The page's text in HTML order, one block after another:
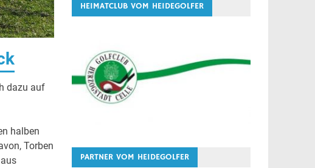
dazu auf
halben
Torben
HEIMATCLUB VOM HEIDEGOLFER
PARTNER VOM HEIDEGOLFER